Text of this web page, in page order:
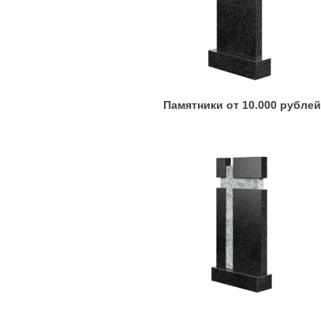
Памятники от 10.000 рублей